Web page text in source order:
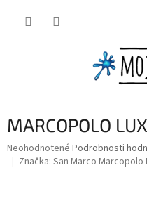
MARCOPOLO
Priemerné
hodnotenie
Neohodnotené Podrobnosti
Značka: San Marco Marcopolo